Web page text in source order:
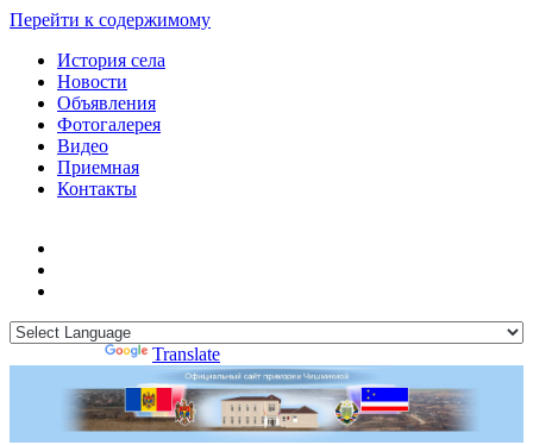
Перейти к содержимому
История села
Новости
Объявления
Фотогалерея
Видео
Приемная
Контакты
Translate